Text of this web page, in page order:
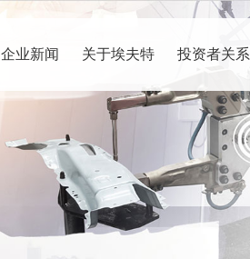
企业新闻 关于埃夫特 投资者关系